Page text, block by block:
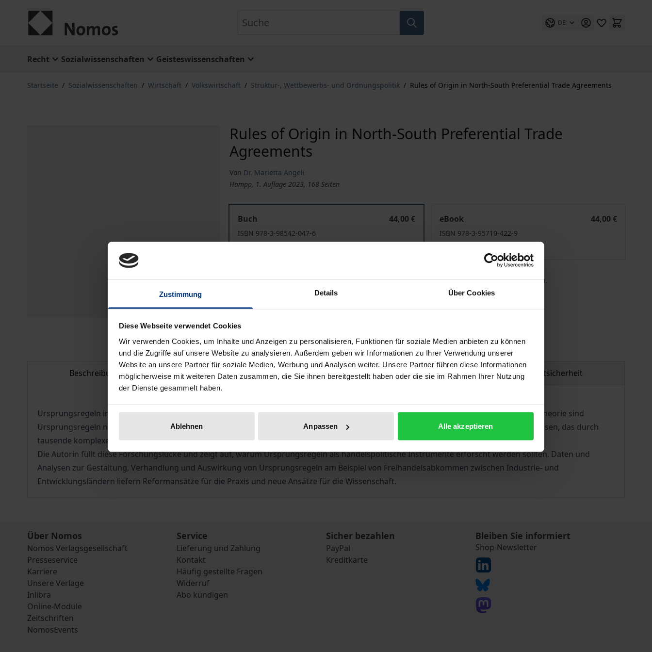
Zustimmung Details Über Cookies
Diese Webseite verwendet Cookies
Wir verwenden Cookies, um Inhalte und Anzeigen zu personalisieren, Funktionen für soziale Medien anbieten zu können
und die Zugriffe auf unsere Website zu analysieren. Außerdem geben wir Informationen zu Ihrer Verwendung unserer
Website an unsere Partner für soziale Medien, Werbung und Analysen weiter. Unsere Partner führen diese Informationen
möglicherweise mit weiteren Daten zusammen, die Sie ihnen bereitgestellt haben oder die sie im Rahmen Ihrer Nutzung
der Dienste gesammelt haben.
Ablehnen Anpassen Alle akzeptieren
DE
Recht Sozialwissenschaften Geisteswissenschaften
Startseite / Sozialwissenschaften / Wirtschaft / Volkswirtschaft / Struktur-, Wettbewerbs- und Ordnungspolitik / Rules of Origin in North-South Preferential Trade Agreements
Rules of Origin in North-South Preferential Trade
Agreements
Von Dr. Marietta Angeli
Hampp, 1. Auflage 2023, 168 Seiten
Buch
44,00 €
ISBN 978-3-98542-047-6
eBook
44,00 €
ISBN 978-3-95710-422-9
Preisangaben inkl. MwSt. Abhängig von der Lieferadresse kann die MwSt. an der Kasse variieren.
In den Warenkorb
Hinweise zu Versandkosten
Beschreibung Bibliografische Angaben Zusatzmaterial Produktsicherheit
Ursprungsregeln in Freihandelsabkommen werden kontrovers diskutiert, sind aber in der Wissenschaft weitgehend unerforscht. In der Theorie sind
Ursprungsregeln notwendig, um Zollbetrug zu verhindern. In der Praxis sind Ursprungsregeln jedoch zu einem Handelshindernis gewachsen, das durch
tausende komplexe Regeln hohe Kosten erzeugen und Wertschöpfungsketten stören kann.
Die Autorin füllt diese Forschungslücke und zeigt auf, warum Ursprungsregeln als handelspolitische Instrumente erforscht werden sollten. Daten und
Analysen zur Gestaltung, Verhandlung und Auswirkung von Ursprungsregeln am Beispiel von Freihandelsabkommen zwischen Industrie- und
Entwicklungsländern liefern Reformansätze für die Praxis und neue Ansätze für die Wissenschaft.
Über Nomos
Nomos Verlagsgesellschaft
Presseservice
Karriere
Unsere Verlage
Inlibra
Online-Module
Zeitschriften
NomosEvents
Service
Lieferung und Zahlung
Kontakt
Häufig gestellte Fragen
Widerruf
Abo kündigen
Sicher bezahlen
PayPal
Kreditkarte
Bleiben Sie informiert
Shop-Newsletter